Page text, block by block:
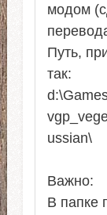
модом
Путь,
так:
ussian\
Важно:
В папке